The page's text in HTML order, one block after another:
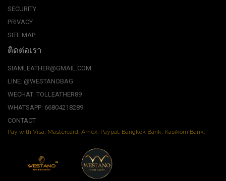
SECURITY
PRIVACY
SITE MAP
ติดต่อเรา
SIAMLEATHER@GMAIL.COM
LINE: @WESTANOBAG
WECHAT: TOLLEATHER89
WHATSAPP: 66804218289
CONTACT
Pay with Visa, Mastercard, Amex. Paypal. Bangkok Bank. Kasikorn Bank.